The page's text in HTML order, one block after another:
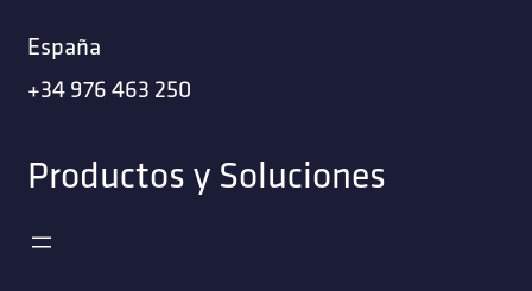
España
+34 976 463 250
Productos y Soluciones